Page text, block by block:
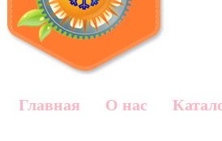
Главная О нас